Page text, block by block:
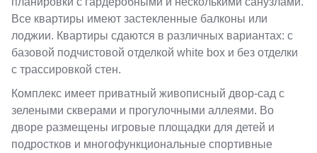
Все квартиры имеют застекленные балконы или
лоджии. Квартиры сдаются в различных вариантах: с
базовой подчистовой отделкой white box и без отделки
с трассировкой стен.
Комплекс имеет приватный живописный двор-сад с
зелеными скверами и прогулочными аллеями. Во
дворе размещены игровые площадки для детей и
подростков и многофункциональные спортивные